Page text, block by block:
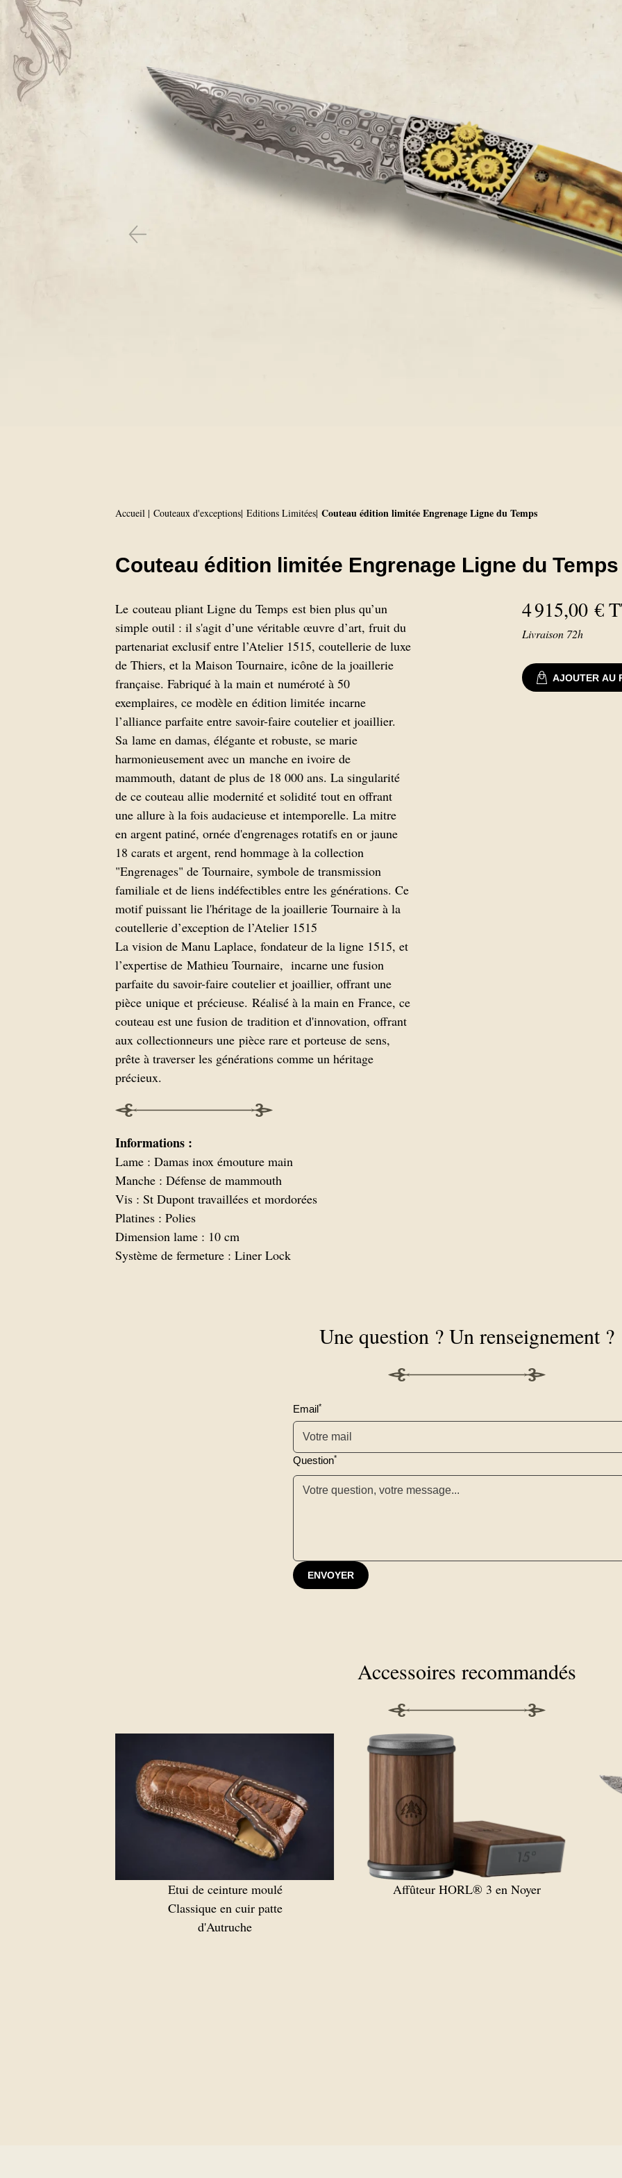
Couteau édition limitée Engrenage Ligne du Temps
Le couteau pliant Ligne du Temps est bien plus qu’un
simple outil : il s'agit d’une véritable œuvre d’art, fruit du
partenariat exclusif entre l’Atelier 1515, coutellerie de luxe
de Thiers, et la Maison Tournaire, icône de la joaillerie
française. Fabriqué à la main et numéroté à 50
exemplaires, ce modèle en édition limitée incarne
l’alliance parfaite entre savoir-faire coutelier et joaillier.
Sa lame en damas, élégante et robuste, se marie
harmonieusement avec un manche en ivoire de
mammouth, datant de plus de 18 000 ans. La singularité
de ce couteau allie modernité et solidité tout en offrant
une allure à la fois audacieuse et intemporelle. La mitre
en argent patiné, ornée d'engrenages rotatifs en or jaune
18 carats et argent, rend hommage à la collection
"Engrenages" de Tournaire, symbole de transmission
familiale et de liens indéfectibles entre les générations. Ce
motif puissant lie l'héritage de la joaillerie Tournaire à la
coutellerie d’exception de l’Atelier 1515
La vision de Manu Laplace, fondateur de la ligne 1515, et
l’expertise de Mathieu Tournaire, incarne une fusion
parfaite du savoir-faire coutelier et joaillier, offrant une
pièce unique et précieuse. Réalisé à la main en France, ce
couteau est une fusion de tradition et d'innovation, offrant
aux collectionneurs une pièce rare et porteuse de sens,
prête à traverser les générations comme un héritage
précieux.
Informations :
Lame : Damas inox émouture main
Manche : Défense de mammouth
Vis : St Dupont travaillées et mordorées
Platines : Polies
Dimension lame : 10 cm
Système de fermeture : Liner Lock
4 915,00 €
Livraison 72h
AJOUTER AU
Accueil Couteaux d'exceptions Editions Limitées Couteau édition limitée Engrenage Ligne du Temps
Une question ? Un renseignement ?
Email*
Question*
ENVOYER
Accessoires recommandés
Etui de ceinture moulé
Classique en cuir patte
d'Autruche
Affûteur HORL® 3 en Noyer